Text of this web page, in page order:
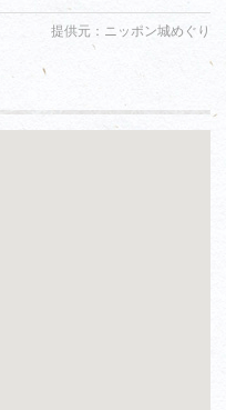
提供元：ニッポン城めぐり